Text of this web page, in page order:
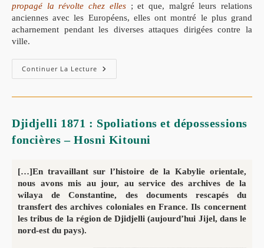
propagé la révolte chez elles ; et que, malgré leurs relations
anciennes avec les Européens, elles ont montré le plus grand
acharnement pendant les diverses attaques dirigées contre la
ville.
Continuer La Lecture
Djidjelli 1871 : Spoliations et dépossessions
foncières – Hosni Kitouni
[…]En travaillant sur l’histoire de la Kabylie orientale,
nous avons mis au jour, au service des archives de la
wilaya de Constantine, des documents rescapés du
transfert des archives coloniales en France. Ils concernent
les tribus de la région de Djidjelli (aujourd’hui Jijel, dans le
nord-est du pays).